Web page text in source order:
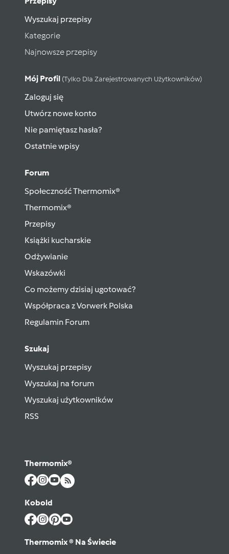
Wyszukaj przepisy
Kategorie
Najnowsze przepisy
Mój Profil (tylko Dla Zarejestrowanych Użytkowników)
Zaloguj się
Utwórz nowe konto
Nie pamiętasz hasła?
Ostatnie wpisy
Forum
Społeczność Thermomix®
Thermomix®
Przepisy
Książki kucharskie
Odżywianie
Wskazówki
Co możemy dzisiaj ugotować?
Współpraca z Vorwerk Polska
Regulamin Forum
Szukaj
Wyszukaj przepisy
Wyszukaj na forum
Wyszukaj użytkowników
RSS
Thermomix®
Kobold
Thermomix ® Na Świecie